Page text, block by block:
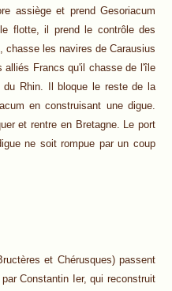
assiège et prend Gesoriacum
flotte, il prend le contrôle des
chasse les navires de Carausius
alliés Francs qu'il chasse de l'île
Rhin. Il bloque le reste de la
en construisant une digue.
et rentre en Bretagne. Le port
ne soit rompue par un coup
et Chérusques) passent
Constantin Ier, qui reconstruit